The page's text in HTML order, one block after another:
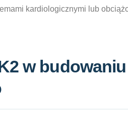
kardiologicznymi lub
w